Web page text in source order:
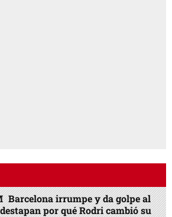
Barcelona irrumpe y da golpe al
por qué Rodri cambió su